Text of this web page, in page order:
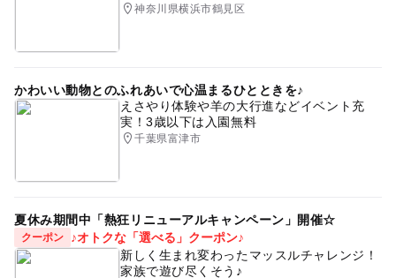
神奈川県横浜市鶴見区
かわいい動物とのふれあいで心温まるひとときを♪
えさやり体験や羊の大行進などイベント充
実！3歳以下は入園無料
千葉県富津市
夏休み期間中「熱狂リニューアルキャンペーン」開催☆
クーポン
♪オトクな「選べる」クーポン♪
新しく生まれ変わったマッスルチャレンジ！
家族で遊び尽くそう♪